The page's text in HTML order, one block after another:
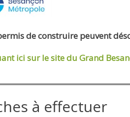
de construire peuvent
ici sur le site du Grand
à effectuer